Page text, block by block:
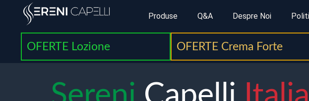
Produse Q&A Despre Noi
OFERTE Lozione OFERTE Crema Forte